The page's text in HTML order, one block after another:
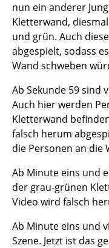
nun ein anderer
Kletterwand,
und grün. Auch
abgespielt, sodass
Wand schweben
Ab Sekunde 59 sind
Auch hier werden
Kletterwand
falsch herum
die Personen an die
Ab Minute eins und
der grau-grünen
Video wird falsch
Ab Minute eins und
Szene. Jetzt ist das